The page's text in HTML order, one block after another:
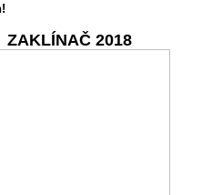
ZAKLÍNAČ 2018